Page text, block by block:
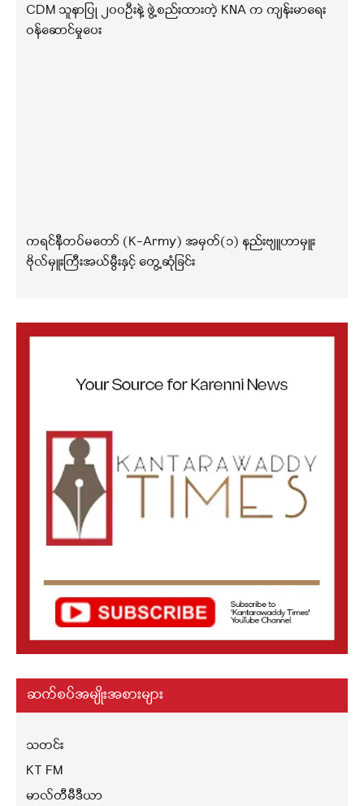
CDM သူနာပြု ၂၀၀ဦးနဲ့ ဖွဲ့စည်းထားတဲ့ KNA က ကျန်းမာရေး
ဝန်ဆောင်မှုပေး
ကရင်နီတပ်မတော် (K-Army) အမှတ်(၁) နည်းဗျူဟာမှူး
ဗိုလ်မှူးကြီးအယ်မွီးနှင့် တွေ့ဆုံခြင်း
ဆက်စပ်အမျိုးအစားများ
သတင်း
KT FM
မာလ်တီမီဒီယာ